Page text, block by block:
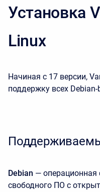
Установка
Linux
Начиная с 17 версии,
поддержку всех
Debian — операционная
свободного ПО с